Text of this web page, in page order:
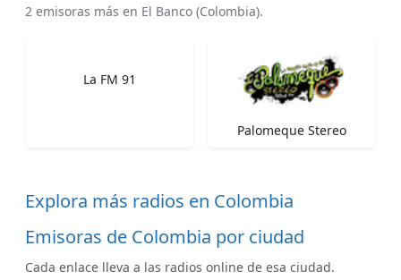
2 emisoras más en El Banco (Colombia).
La FM 91
Palomeque Stereo
Explora más radios en Colombia
Emisoras de Colombia por ciudad
Cada enlace lleva a las radios online de esa ciudad.